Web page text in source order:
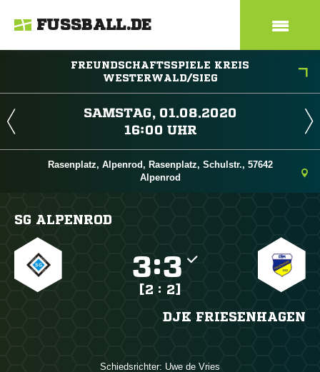
FUSSBALL.DE
FREUNDSCHAFTSSPIELE KREIS
WESTERWALD/SIEG
 
 
Rasenplatz, Alpenrod, Rasenplatz, Schulstr., 57642
Alpenrod
SG ALPENROD
:
[2 : 2]
DJK FRIESENHAGEN
Schiedsrichter:   